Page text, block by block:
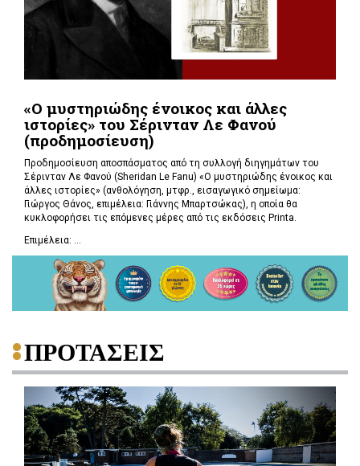
«Ο μυστηριώδης ένοικος και άλλες
ιστορίες» του Σέρινταν Λε Φανού
(προδημοσίευση)
Προδημοσίευση αποσπάσματος από τη συλλογή διηγημάτων του
Σέρινταν Λε Φανού (Sheridan Le Fanu) «Ο μυστηριώδης ένοικος και
άλλες ιστορίες» (ανθολόγηση, μτφρ., εισαγωγικό σημείωμα:
Γιώργος Θάνος, επιμέλεια: Γιάννης Μπαρτσώκας), η οποία θα
κυκλοφορήσει τις επόμενες μέρες από τις εκδόσεις Printa.
Επιμέλεια: ...
ΠΡΟΤΑΣΕΙΣ